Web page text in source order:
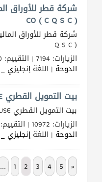
CO ( C Q S C )
Q S C )
الزيارات: 7194 | التقييم: 0 | المقيّمين: 0 | المدينة
الدوحة | اللغة إنجليزي _ EN
بيت التمويل القطري QATAR FINANCE HOUSE
بيت التمويل القطري QATAR FINANCE HOUSE
الزيارات: 10972 | التقييم: 0 | المقيّمين: 0 | المدينة
الدوحة | اللغة إنجليزي _ EN
«
1 2 3 4 5
...